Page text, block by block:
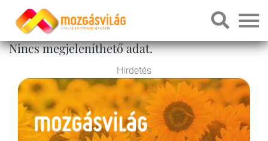
Nincs megjeleníthető adat.
Hirdetés